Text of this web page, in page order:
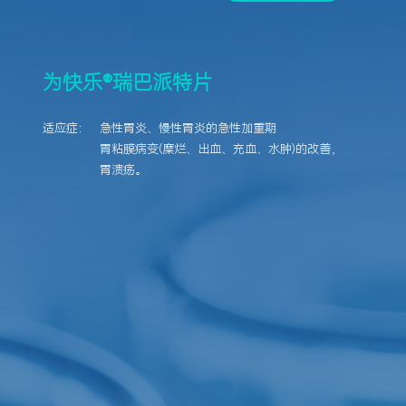
为快乐®瑞巴派特片
适应症：
急性胃炎、慢性胃炎的急性加重期
胃粘膜病变(糜烂、出血、充血、水肿)的改善，
胃溃疡。